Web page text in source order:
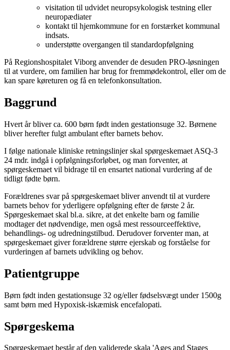
visitation til udvidet neuropsykologisk testning eller
neuropædiater
kontakt til hjemkommune for en forstærket kommunal
indsats.
understøtte overgangen til standardopfølgning
På Regionshospitalet Viborg anvender de desuden PRO-løsningen
til at vurdere, om familien har brug for fremmødekontrol, eller om de
kan spare køreturen og få en telefonkonsultation.
Baggrund
Hvert år bliver ca. 600 børn født inden gestationsuge 32. Børnene
bliver herefter fulgt ambulant efter barnets behov.
I følge nationale kliniske retningslinjer skal spørgeskemaet ASQ-3
24 mdr. indgå i opfølgningsforløbet, og man forventer, at
spørgeskemaet vil bidrage til en ensartet national vurdering af de
tidligt fødte børn.
Forældrenes svar på spørgeskemaet bliver anvendt til at vurdere
barnets behov for yderligere opfølgning efter de første 2 år.
Spørgeskemaet skal bl.a. sikre, at det enkelte barn og familie
modtager det nødvendige, men også mest ressourceeffektive,
behandlings- og udredningstilbud. Derudover forventer man, at
spørgeskemaet giver forældrene større ejerskab og forståelse for
vurderingen af barnets udvikling og behov.
Patientgruppe
Børn født inden gestationsuge 32 og/eller fødselsvægt under 1500g
samt børn med Hypoxisk-iskæmisk encefalopati.
Spørgeskema
Spørgeskemaet består af den validerede skala 'Ages and Stages